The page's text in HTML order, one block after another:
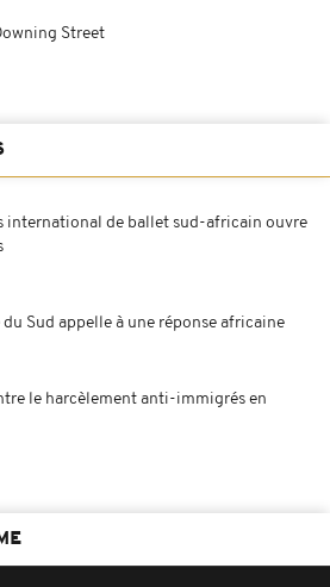
Street
international de ballet sud-africain ouvre
Sud appelle à une réponse africaine
le harcèlement anti-immigrés en